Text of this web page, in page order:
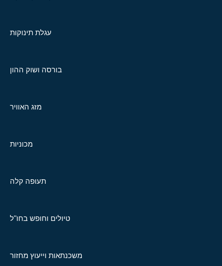
עגלת תינוקות
בורסה ושוק ההון
מזג האוויר
מכוניות
תעופה קלה
טיולים וחופש בחו"ל
משכנתאות וייעוץ מחזור